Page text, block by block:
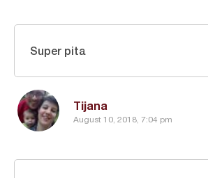
Tijana
August 10, 2018, 7:04 pm
Super pita